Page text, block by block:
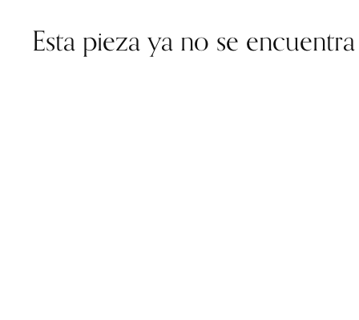
Esta pieza ya no se